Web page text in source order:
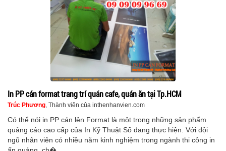
In PP cán format trang trí quán cafe, quán ăn tại Tp.HCM
Trúc Phương, Thành viên của inthenhanvien.com
Có thể nói in PP cán lên Format là một trong những sản phẩm
quảng cáo cao cấp của In Kỹ Thuật Số đang thực hiện. Với đội
ngũ nhân viên có nhiều năm kinh nghiệm trong ngành thi công in